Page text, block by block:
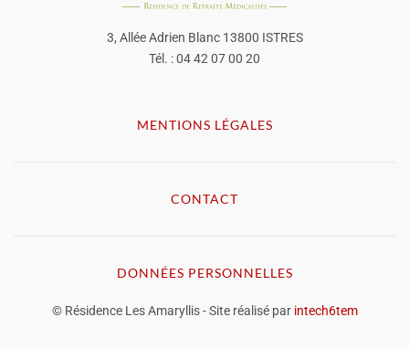
3, Allée Adrien Blanc 13800 ISTRES
Tél. : 04 42 07 00 20
MENTIONS LÉGALES
CONTACT
DONNÉES PERSONNELLES
© Résidence Les Amaryllis - Site réalisé par intech6tem